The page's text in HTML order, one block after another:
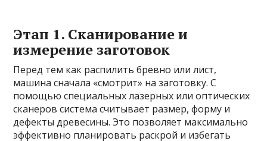
Этап 1. Сканирование и
измерение заготовок
Перед тем как распилить бревно или лист,
машина сначала «смотрит» на заготовку. С
помощью специальных лазерных или оптических
сканеров система считывает размер, форму и
дефекты древесины. Это позволяет максимально
эффективно планировать раскрой и избегать